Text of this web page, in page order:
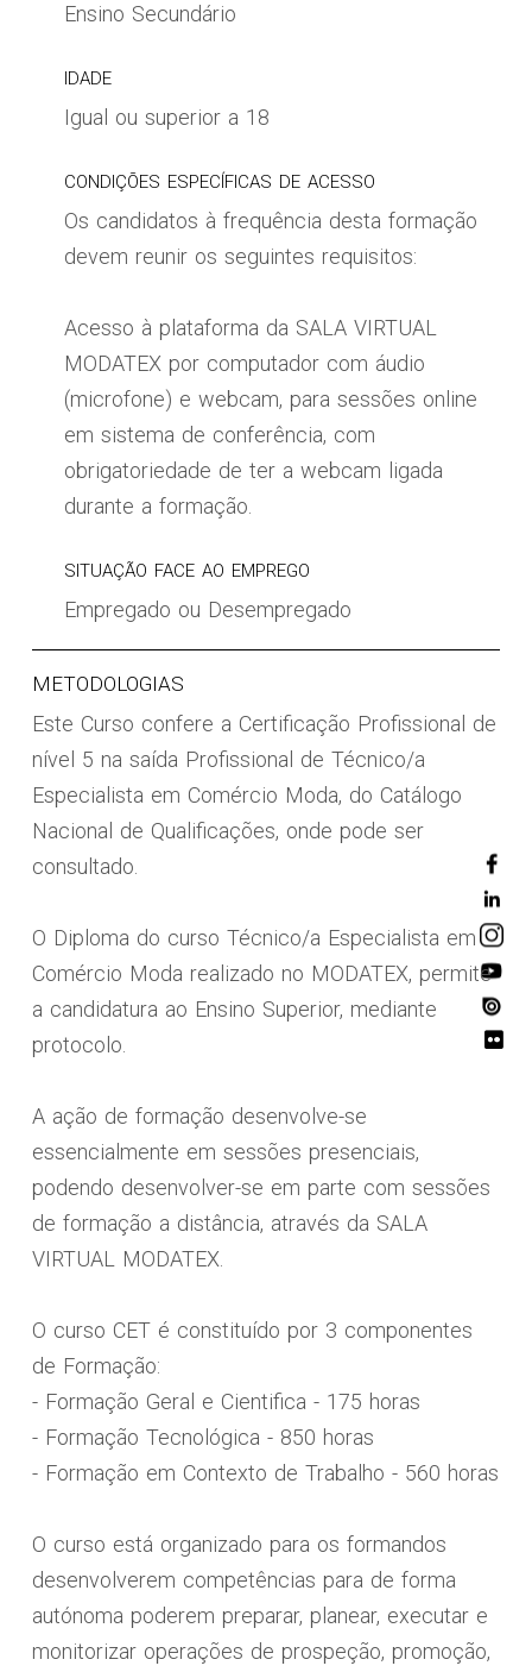
Ensino Secundário
IDADE
Igual ou superior a 18
CONDIÇÕES ESPECÍFICAS DE ACESSO
Os candidatos à frequência desta formação
devem reunir os seguintes requisitos:
Acesso à plataforma da SALA VIRTUAL
MODATEX por computador com áudio
(microfone) e webcam, para sessões online
em sistema de conferência, com
obrigatoriedade de ter a webcam ligada
durante a formação.
SITUAÇÃO FACE AO EMPREGO
Empregado ou Desempregado
METODOLOGIAS
Este Curso confere a Certificação Profissional de
nível 5 na saída Profissional de Técnico/a
Especialista em Comércio Moda, do Catálogo
Nacional de Qualificações, onde pode ser
consultado.
O Diploma do curso Técnico/a Especialista em
Comércio Moda realizado no MODATEX, permite
a candidatura ao Ensino Superior, mediante
protocolo.
A ação de formação desenvolve-se
essencialmente em sessões presenciais,
podendo desenvolver-se em parte com sessões
de formação a distância, através da SALA
VIRTUAL MODATEX.
O curso CET é constituído por 3 componentes
de Formação:
- Formação Geral e Cientifica - 175 horas
- Formação Tecnológica - 850 horas
- Formação em Contexto de Trabalho - 560 horas
O curso está organizado para os formandos
desenvolverem competências para de forma
autónoma poderem preparar, planear, executar e
monitorizar operações de prospeção, promoção,